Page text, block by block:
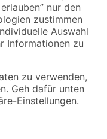
Angebote sind unter
Verfügbarkeiten beziehen
mit Speditionsversand, hier